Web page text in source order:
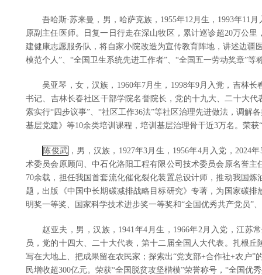
吾哈斯·苏来曼，男，哈萨克族，1955年12月生，1993年11
原副主任医师。日复一日行走在深山牧区，累计巡诊超20万公
建健康志愿服务队，将自家小院改造为宣传教育阵地，讲述边疆
模范个人”、“全国卫生系统先进工作者”、“全国五一劳动奖章”等
吴亚琴，女，汉族，1960年7月生，1998年9月入党，吉林长
书记、吉林长春社区干部学院名誉院长，党的十九大、二十大
索实行“四步议事”、“社区工作36法”等社区治理先进做法，调解
基层党建》等10余类培训课程，培训基层治理骨干近3万名。荣
陈俊武 ，男，汉族，1927年3月生，1956年4月入党，
术委员会原顾问、中石化洛阳工程有限公司技术委员会原名誉
70余载，担任我国首套流化催化裂化装置总设计师，推动我国
题，出版《中国中长期碳减排战略目标研究》专著，为国家碳
明奖一等奖、国家科学技术进步奖一等奖和“全国优秀共产党员”
赵亚夫，男，汉族，1941年4月生，1966年2月入党，江苏
员，党的十四大、二十大代表，第十二届全国人大代表。扎根
写在大地上、把成果留在农民家；探索出“党支部+合作社+农户
民增收超300亿元。荣获“全国脱贫攻坚楷模”荣誉称号，“全国优